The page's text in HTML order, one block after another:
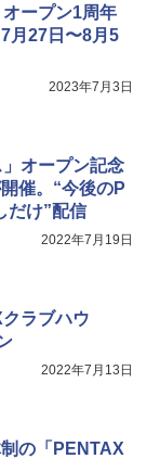
ープン1周年
月27日〜8月5
2023年7月3日
」オープン記念
催。“今後のP
だけ”配信
2022年7月19日
ラブハウ
2022年7月13日
の「PENTAX